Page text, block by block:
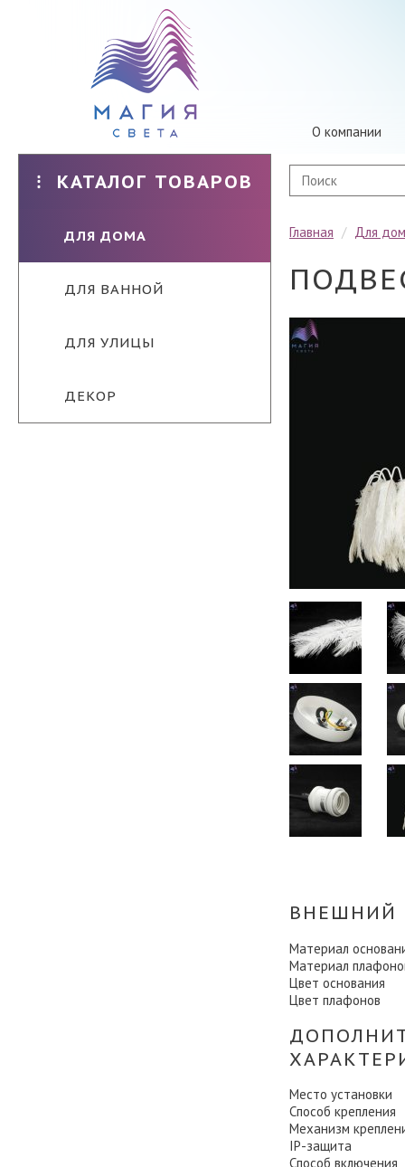
О компании
КАТАЛОГ ТОВАРОВ
ДЛЯ ДОМА
ДЛЯ ВАННОЙ
ДЛЯ УЛИЦЫ
ДЕКОР
Главная / Для
ВНЕШНИЙ
Материал
Материал
Цвет основания
Цвет плафонов
Место установки
Способ крепления
Механизм
IP-защита
Способ включения